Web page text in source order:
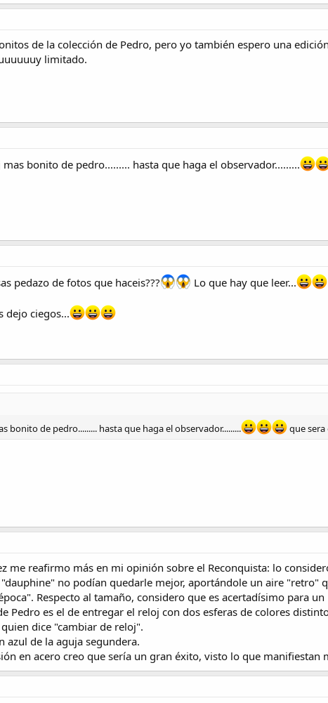
de la colección de Pedro, pero yo también espero una
limitado.
bonito de pedro......... hasta que haga el observador.........
pedazo de fotos que haceis??? Lo que hay que leer...
dejo ciegos...
bonito de pedro......... hasta que haga el observador.........
que
me reafirmo más en mi opinión sobre el Reconquista: lo
no podían quedarle mejor, aportándole un aire "retro"
Respecto al tamaño, considero que es acertadísimo para
Pedro es el de entregar el reloj con dos esferas de colores
dice "cambiar de reloj".
azul de la aguja segundera.
en acero creo que sería un gran éxito, visto lo que manifiestan